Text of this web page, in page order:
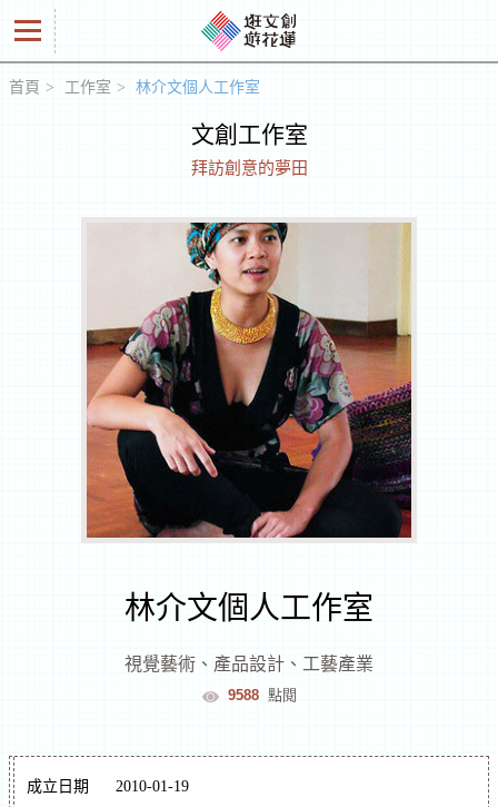
首頁 工作室 林介文個人工作室
文創工作室
拜訪創意的夢田
林介文個人工作室
視覺藝術 、 產品設計 、 工藝產業
9588 點閱
成立日期 2010-01-19